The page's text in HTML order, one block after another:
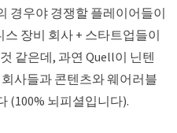
경우야 경쟁할 플레이어들이
장비 회사 + 스타트업들이
같은데, 과연 Quell이 닌텐
사들과 콘텐츠와 웨어러블
(100% 뇌피셜입니다).